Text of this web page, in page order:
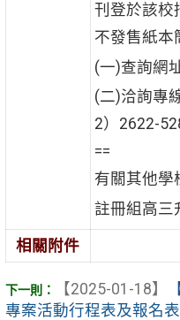
刊登於該校
不發售紙本
(一)查詢網
(二)洽詢專
2）2622-
==
有關其他學
註冊組高三
相關附件
【2025-01-18】
專案活動行程表及報名